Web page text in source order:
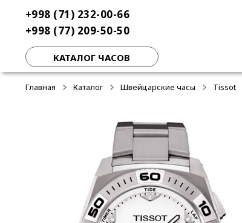
навигации
содержимому
+998 (71) 232-00-66
+998 (77) 209-50-50
КАТАЛОГ ЧАСОВ
Главная Каталог Швейцарские часы Tissot
-50%